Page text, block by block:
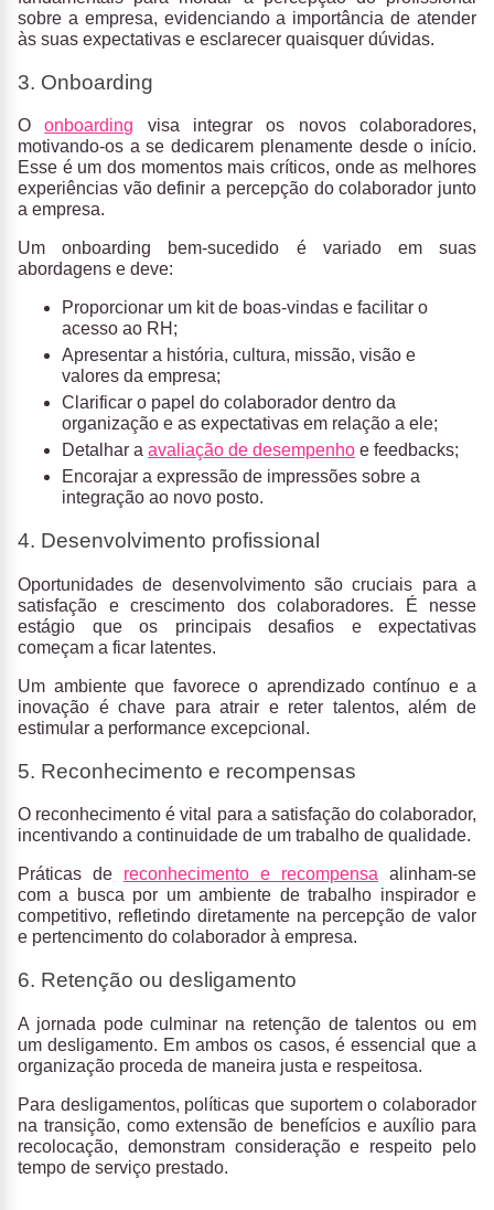
sobre a empresa, evidenciando a importância de atender
às suas expectativas e esclarecer quaisquer dúvidas.
3. Onboarding
Oonboarding visa integrar os novos colaboradores,
motivando-os a se dedicarem plenamente desde o início.
Esse é um dos momentos mais críticos, onde as melhores
experiências vão definir a percepção do colaborador junto
a empresa.
Um onboarding bem-sucedido é variado em suas
abordagens e deve:
Proporcionar um kit de boas-vindas e facilitar o
acesso ao RH;
Apresentar a história, cultura, missão, visão e
valores da empresa;
Clarificar o papel do colaborador dentro da
organização e as expectativas em relação a ele;
Detalhar a avaliação de desempenho e feedbacks;
Encorajar a expressão de impressões sobre a
integração ao novo posto.
4. Desenvolvimento profissional
Oportunidades de desenvolvimento são cruciais para a
satisfação e crescimento dos colaboradores. É nesse
estágio que os principais desafios e expectativas
começam a ficar latentes.
Um ambiente que favorece o aprendizado contínuo e a
inovação é chave para atrair e reter talentos, além de
estimular a performance excepcional.
5. Reconhecimento e recompensas
O reconhecimento é vital para a satisfação do colaborador,
incentivando a continuidade de um trabalho de qualidade.
Práticas de reconhecimento e recompensa alinham-se
com a busca por um ambiente de trabalho inspirador e
competitivo, refletindo diretamente na percepção de valor
e pertencimento do colaborador à empresa.
6. Retenção ou desligamento
A jornada pode culminar na retenção de talentos ou em
um desligamento. Em ambos os casos, é essencial que a
organização proceda de maneira justa e respeitosa.
Para desligamentos, políticas que suportem o colaborador
na transição, como extensão de benefícios e auxílio para
recolocação, demonstram consideração e respeito pelo
tempo de serviço prestado.